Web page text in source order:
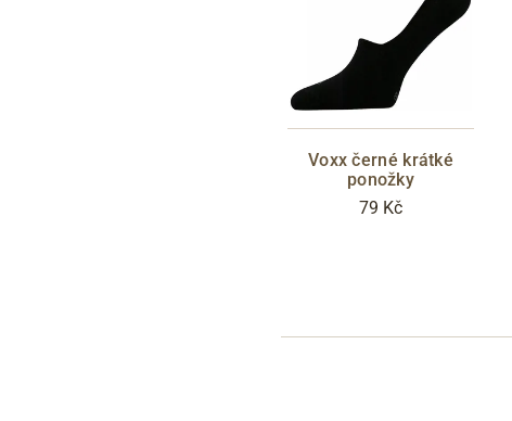
Voxx černé krátké
ponožky
79 Kč